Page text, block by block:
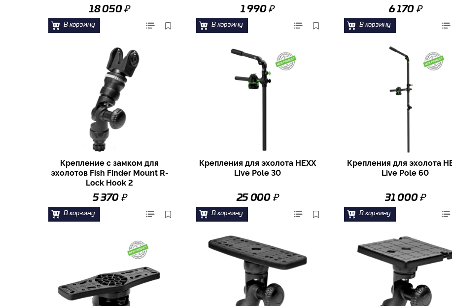
18 050 ₽
В корзину
1 990 ₽
В корзину
6 170 ₽
В корзину
Крепление с замком для
эхолотов Fish Finder Mount R-
Lock Hook 2
5 370 ₽
В корзину
Крепления для эхолота HEXX
Live Pole 30
25 000 ₽
В корзину
Крепления для эхолота
Live Pole 60
31 000 ₽
В корзину